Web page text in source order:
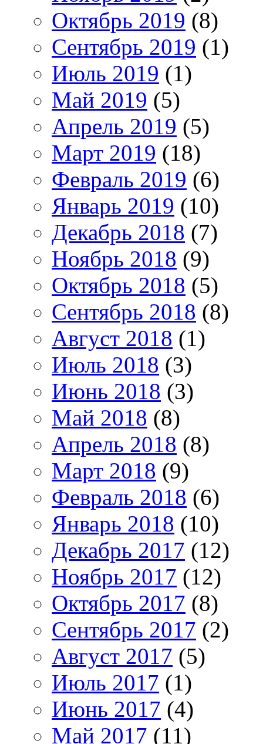
Октябрь 2019 (8)
Сентябрь 2019 (1)
Июль 2019 (1)
Май 2019 (5)
Апрель 2019 (5)
Март 2019 (18)
Февраль 2019 (6)
Январь 2019 (10)
Декабрь 2018 (7)
Ноябрь 2018 (9)
Октябрь 2018 (5)
Сентябрь 2018 (8)
Август 2018 (1)
Июль 2018 (3)
Июнь 2018 (3)
Май 2018 (8)
Апрель 2018 (8)
Март 2018 (9)
Февраль 2018 (6)
Январь 2018 (10)
Декабрь 2017 (12)
Ноябрь 2017 (12)
Октябрь 2017 (8)
Сентябрь 2017 (2)
Август 2017 (5)
Июль 2017 (1)
Июнь 2017 (4)
Май 2017 (11)